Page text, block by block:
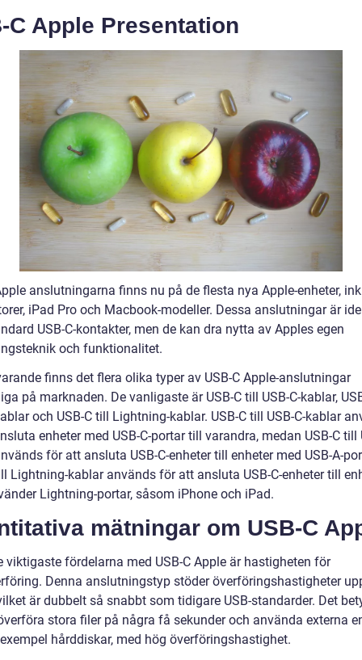
C Apple Presentation
anslutningarna finns nu på de flesta nya Apple-enheter,
iPad Pro och Macbook-modeller. Dessa anslutningar är
USB-C-kontakter, men de kan dra nytta av Apples egen
och funktionalitet.
finns det flera olika typer av USB-C Apple-anslutningar
på marknaden. De vanligaste är USB-C till USB-C-kablar,
och USB-C till Lightning-kablar. USB-C till USB-C-kablar
enheter med USB-C-portar till varandra, medan USB-C till
för att ansluta USB-C-enheter till enheter med USB-A-
Lightning-kablar används för att ansluta USB-C-enheter till
Lightning-portar, såsom iPhone och iPad.
mätningar om USB-C
viktigaste fördelarna med USB-C Apple är hastigheten för
Denna anslutningstyp stöder överföringshastigheter
är dubbelt så snabbt som tidigare USB-standarder. Det
stora filer på några få sekunder och använda externa
hårddiskar, med hög överföringshastighet.